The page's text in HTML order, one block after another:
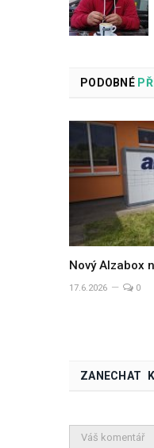
PODOBNÉ
Nový Alzabox
17.6.2026 0
ZANECHAT